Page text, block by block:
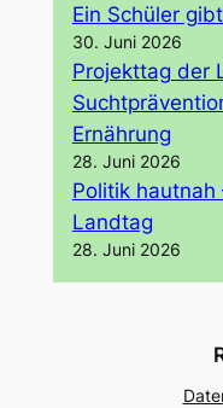
Ein Schüler
30. Juni 2026
Projekttag der
Ernährung
28. Juni 2026
Politik hautnah
Landtag
28. Juni 2026